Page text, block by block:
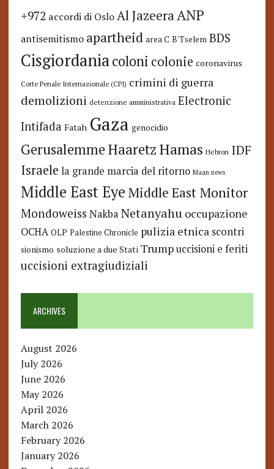
+972 accordi di Oslo Al JazeeraANP
antisemitismo apartheid area C B'Tselem BDS
Cisgiordaniacoloni colonie coronavirus
Corte Penale Internazionale (CPI) crimini di guerra
demolizioni detenzione amministrativa Electronic
Intifada Fatah Gaza genocidio
GerusalemmeHaaretzHamas Hebron IDF
Israele la grande marcia del ritorno Maan news
Middle East Eye Middle East Monitor
Mondoweiss Nakba Netanyahu occupazione
OCHA OLP Palestine Chronicle pulizia etnica scontri
sionismo soluzione a due Stati Trump uccisioni e feriti
uccisioni extragiudiziali
ARCHIVES
August 2026
July 2026
June 2026
May 2026
April 2026
March 2026
February 2026
January 2026